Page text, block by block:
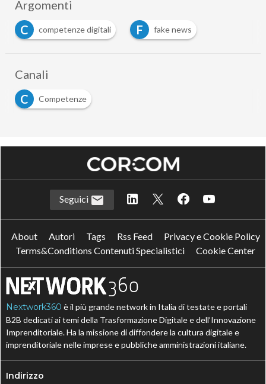
Argomenti
C
competenze digitali F fake news
Canali
C
Competenze
Seguici
About Autori Tags Rss Feed
Privacy e Cookie Policy
Terms&Conditions Contenuti Specialistici
Cookie Center
Nextwork360 è il più grande network in Italia di testate e portali
B2B dedicati ai temi della Trasformazione Digitale e dell’Innovazione
Imprenditoriale. Ha la missione di diffondere la cultura digitale e
imprenditoriale nelle imprese e pubbliche amministrazioni italiane.
Indirizzo